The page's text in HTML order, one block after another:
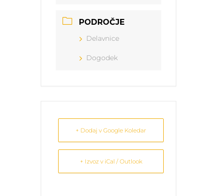
PODROČJE
Delavnice
Dogodek
+ Dodaj v Google Koledar
+ Izvoz v iCal / Outlook